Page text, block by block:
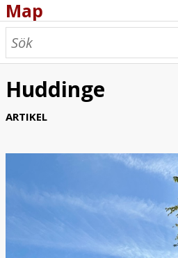
Map
Browse
Map
Huddinge
ARTIKEL